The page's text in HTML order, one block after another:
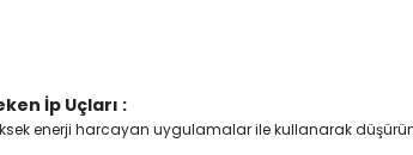
İp Uçları :
enerji harcayan uygulamalar ile kullanarak